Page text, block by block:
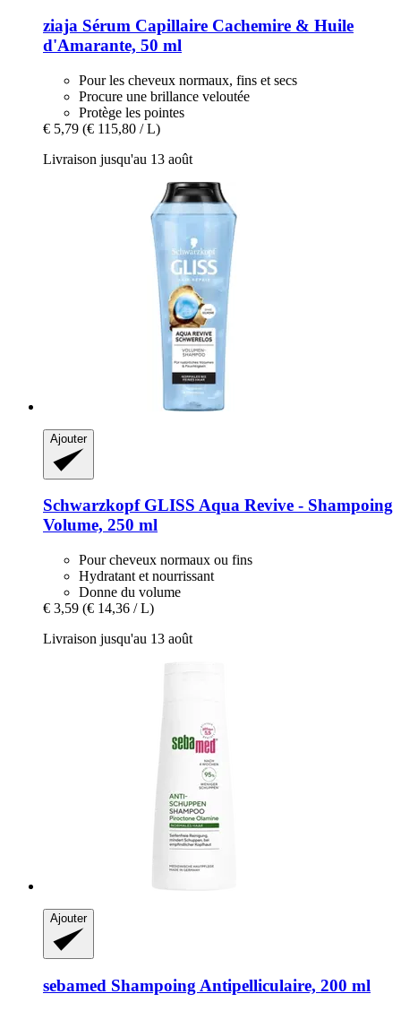
ziaja Sérum Capillaire Cachemire & Huile
d'Amarante, 50 ml
Pour les cheveux normaux, fins et secs
Procure une brillance veloutée
Protège les pointes
€ 5,79 (€ 115,80 / L)
Livraison jusqu'au 13 août
Ajouter
SchwarzkopfGLISS Aqua Revive -​ Shampoing
Volume, 250 ml
Pour cheveux normaux ou fins
Hydratant et nourrissant
Donne du volume
€ 3,59 (€ 14,36 / L)
Livraison jusqu'au 13 août
Ajouter
sebamed Shampoing Antipelliculaire, 200 ml